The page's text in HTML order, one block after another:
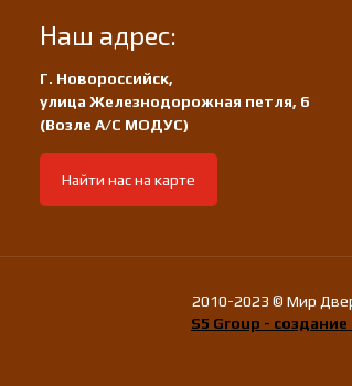
Наш адрес:
Г. Новороссийск,
улица Железнодорожная петля, 6
(Возле А/С МОДУС)
Найти нас на карте
2010-2023 © Мир
S5 Group -